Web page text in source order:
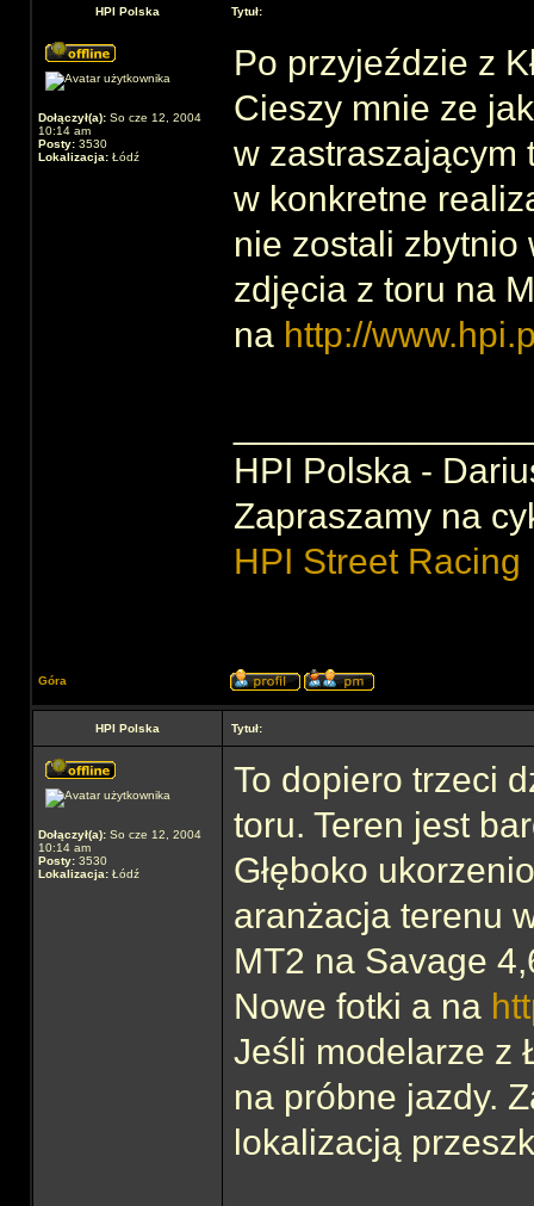
HPI Polska Tytuł:
Dołączył(a): So cze 12, 2004
10:14 am
Posty: 3530
Lokalizacja: Łódź
Po przyjeździe z
Cieszy mnie ze
w zastraszającym
w konkretne
nie zostali zbytnio
zdjęcia z toru na
na http://
HPI Polska -
Zapraszamy na
HPI Street Racing
Góra
HPI Polska Tytuł:
Dołączył(a): So cze 12, 2004
10:14 am
Posty: 3530
Lokalizacja: Łódź
To dopiero trzeci
toru. Teren jest
Głęboko
aranżacja terenu
MT2 na Savage
Nowe fotki a na
Jeśli modelarze z
na próbne jazdy.
lokalizacją